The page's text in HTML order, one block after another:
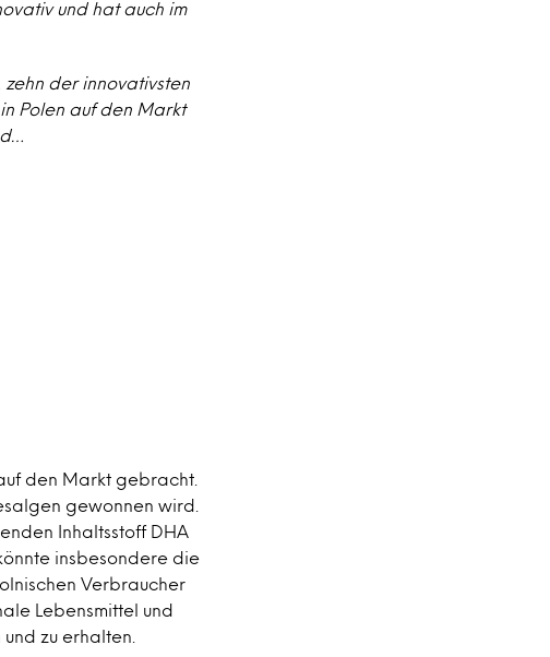
und hat auch im
der innovativsten
Polen auf den Markt
den Markt gebracht.
gewonnen wird.
Inhaltsstoff DHA
insbesondere die
Verbraucher
Lebensmittel und
zu erhalten.